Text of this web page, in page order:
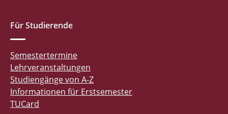
Für Studierende
Semestertermine
Lehrveranstaltungen
Studiengänge von A-Z
Informationen für Erstsemester
TUCard